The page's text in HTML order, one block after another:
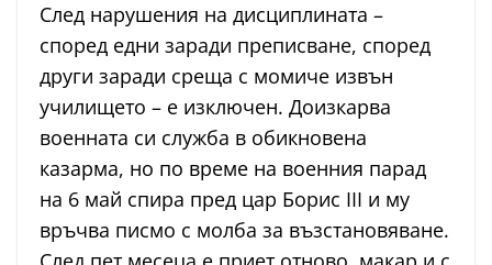
След нарушения на дисциплината –
според едни заради преписване, според
други заради среща с момиче извън
училището – е изключен. Доизкарва
военната си служба в обикновена
казарма, но по време на военния парад
на 6 май спира пред цар Борис III и му
връчва писмо с молба за възстановяване.